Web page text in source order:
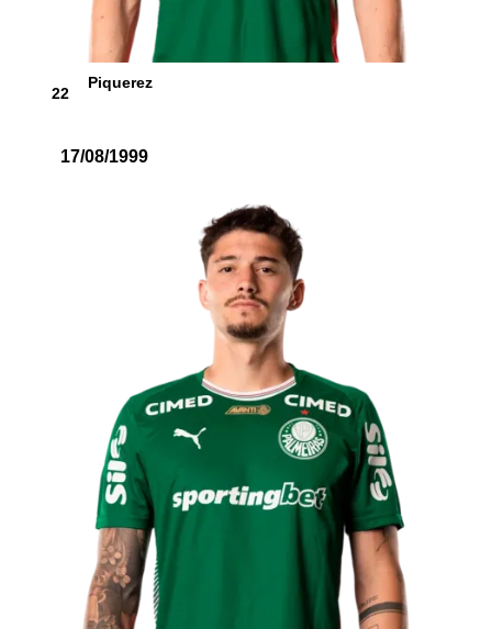
22
Piquerez
17/08/1999